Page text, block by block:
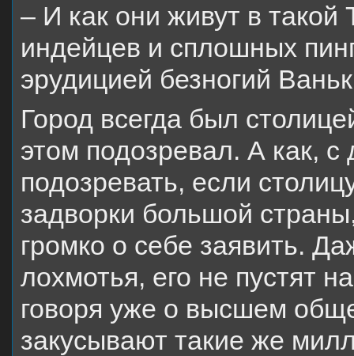
– И как они живут в такой
индейцев и сплошных
эрудицией безногий
Город всегда был
этом подозревал. А как,
подозревать, если
задворки большой
громко о себе заявить.
лохмотья, его не пустят
говоря уже о высшем
закусывают такие же